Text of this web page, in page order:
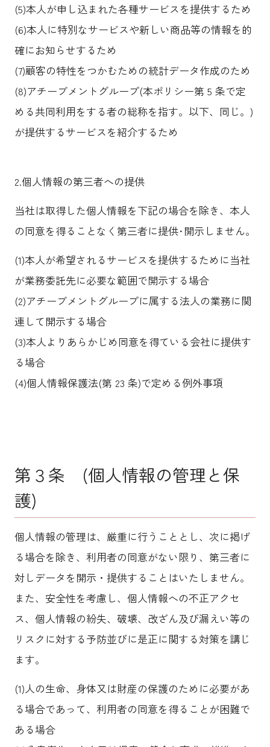
(5)本人が申し込まれた各種サービスを提供するため
(6)本人に特別なサービスや新しい商品等の情報を的
確にお知らせするため
(7)顧客の特性をつかむための統計データ作成のため
(8)アチーブメントグループ(本ポリシー第 5 条で定
める共同利用をする者の総称を指す。以下、同じ。)
が提供するサービスを紹介するため
2.個人情報の第三者への提供
当社は取得した個人情報を下記の場合を除き、本人
の同意を得ることなく第三者に提供･開示しません。
(1)本人が希望されるサービスを提供するために当社
が業務委託先に必要な範囲で開示する場合
(2)アチーブメントグループに属する法人の業務に関
連して開示する場合
(3)本人よりあらかじめ同意を得ている会社に提供す
る場合
(4)個人情報保護法(第 23 条)で定める例外事項
第３条 (個人情報の管理と保
護)
個人情報の管理は、厳重に行うこととし、次に掲げ
る場合を除き、利用者の同意がない限り、第三者に
対しデータを開示・提供することはいたしません。
また、安全性を考慮し、個人情報への不正アクセ
ス、個人情報の紛失、破壊、改ざん及び漏えい等の
リスクに対する予防並びに是正に関する対策を講じ
ます。
(1)人の生命、身体又は財産の保護のために必要があ
る場合であって、利用者の同意を得ることが困難で
ある場合